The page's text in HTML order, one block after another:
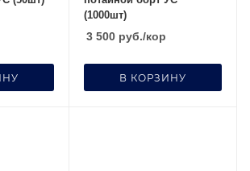
(1000шт)
3 500 руб./кор
В КОРЗИНУ